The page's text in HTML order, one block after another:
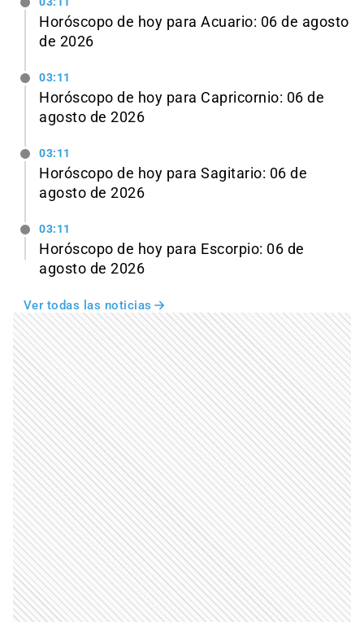
Horóscopo de hoy para Acuario: 06 de agosto
de 2026
03:11
Horóscopo de hoy para Capricornio: 06 de
agosto de 2026
03:11
Horóscopo de hoy para Sagitario: 06 de
agosto de 2026
03:11
Horóscopo de hoy para Escorpio: 06 de
agosto de 2026
Ver todas las noticias